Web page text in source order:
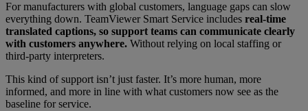
For manufacturers with global customers, language gaps can slow
everything down. TeamViewer Smart Service includes real-time
translated captions, so support teams can communicate clearly
with customers anywhere. Without relying on local staffing or
third-party interpreters.
This kind of support isn’t just faster. It’s more human, more
informed, and more in line with what customers now see as the
baseline for service.